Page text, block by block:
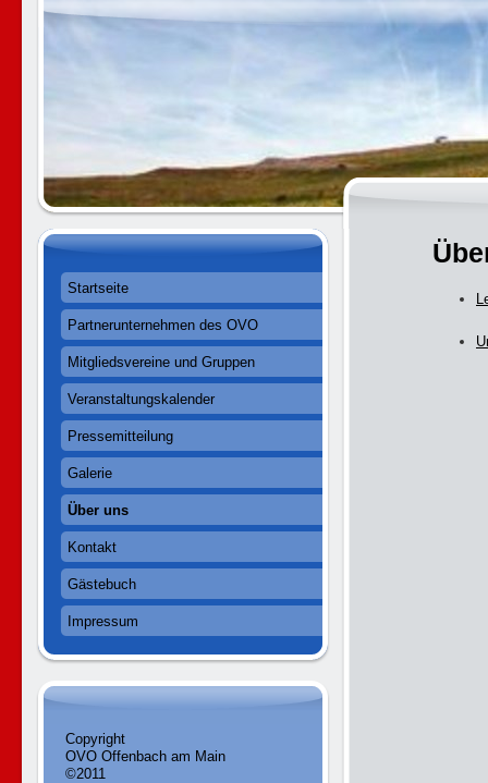
Startseite
Partnerunternehmen des OVO
Mitgliedsvereine und Gruppen
Veranstaltungskalender
Pressemitteilung
Galerie
Über uns
Kontakt
Gästebuch
Impressum
Copyright
OVO Offenbach am Main
©2011